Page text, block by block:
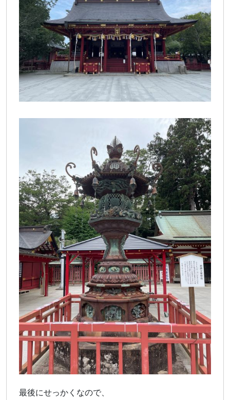
最後にせっかくなので、